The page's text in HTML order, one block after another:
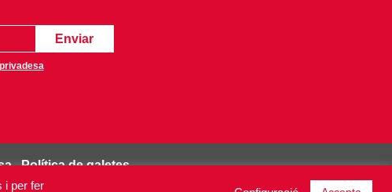
Política de galetes
i per fer